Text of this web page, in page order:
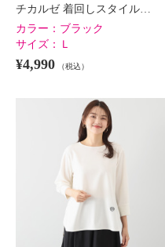
チカルゼ 着回しスタイル…
カラー： ブラック
サイズ：
Ｌ
¥4,990 （税込）